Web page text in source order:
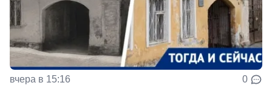
вчера в 15:16 0